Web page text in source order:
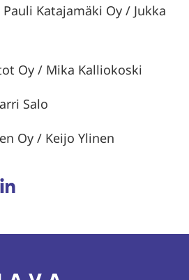
Katajamäki Oy / Jukka
Oy / Mika Kalliokoski
Salo
Oy / Keijo Ylinen
Jaa